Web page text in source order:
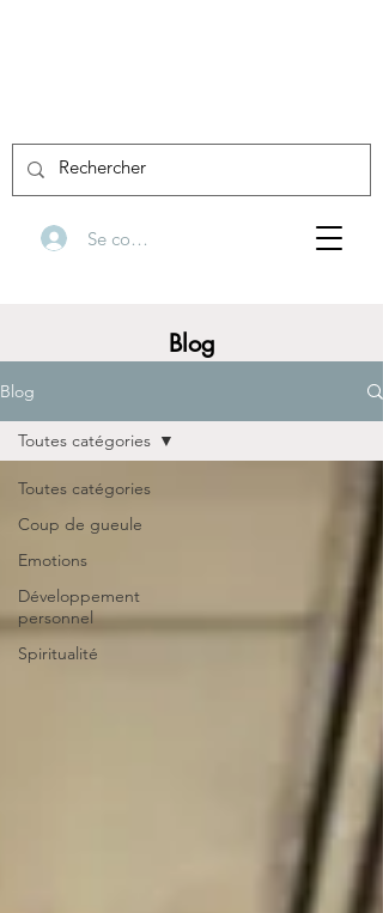
Se connecter
Blog
Blog
Toutes catégories
Coup de gueule
Emotions
Développement
personnel
Spiritualité
Toutes catégories